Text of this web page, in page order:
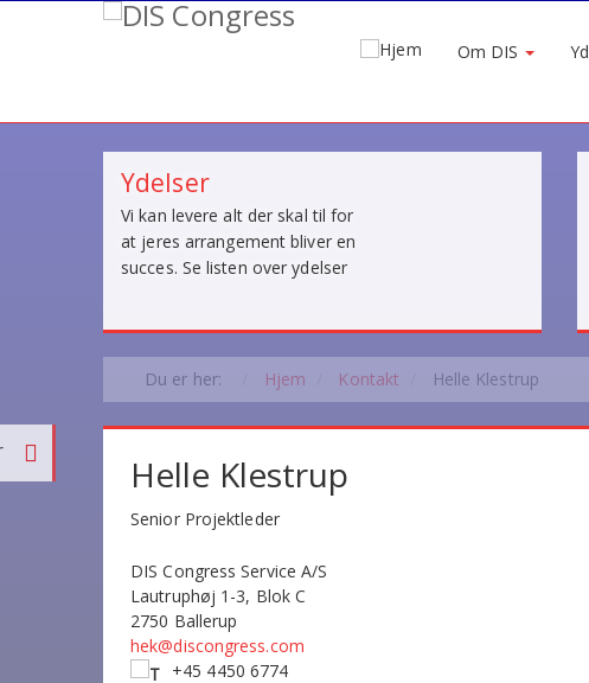
Om DIS
Ydelser
Vi kan levere alt der skal til for
at jeres arrangement bliver en
succes. Se listen over ydelser
Du er her: Hjem Kontakt Helle Klestrup
Helle Klestrup
Senior Projektleder
DIS Congress Service A/S
Lautruphøj 1-3, Blok C
2750 Ballerup
hek@discongress.com
+45 4450 6774